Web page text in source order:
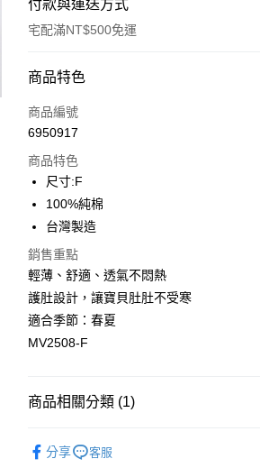
付款與運送方式
宅配滿NT$500免運
付款方式
信用卡一次付款
Apple Pay
街口支付
ATM付款
每筆NT$80，滿NT$500(含以上)免運費
每筆NT$100，滿NT$1,000(含以上)免運費
商品特色
商品編號
6950917
商品特色
尺寸:F
100%純棉
台灣製造
銷售重點
輕薄、舒適、透氣不悶熱
護肚設計，讓寶貝肚肚不受寒
適合季節：春夏
MV2508-F
商品相關分類 (1)
分享
客服